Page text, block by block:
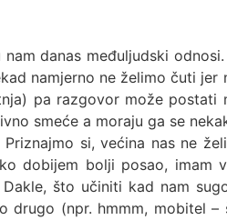
danas međuljudski
namjerno ne želimo čuti jer
pa razgovor može postati
smeće a moraju ga se
si, većina nas ne
dobijem bolji posao, imam
što učiniti kad nam
drugo (npr. hmmm, mobitel